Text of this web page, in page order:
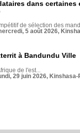
dans
de sélection des
5 août 2026,
à Bandundu Ville
de l'est...
29 juin 2026,